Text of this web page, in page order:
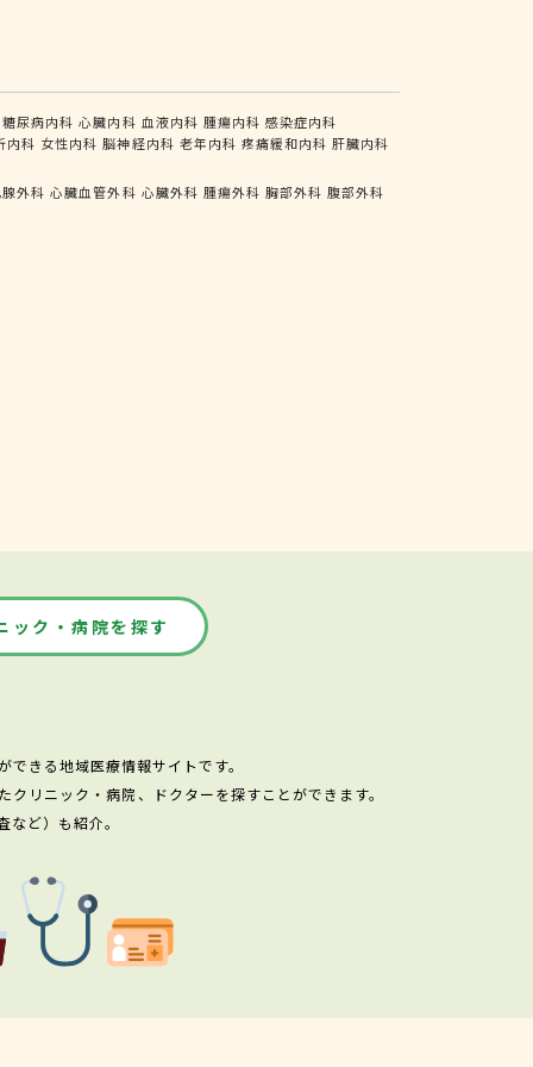
糖尿病内科 心臓内科 血液内科 腫瘍内科 感染症内科
内科 女性内科 脳神経内科 老年内科 疼痛緩和内科 肝臓内科
外科 心臓血管外科 心臓外科 腫瘍外科 胸部外科 腹部外科
ック・病院を探す
きる地域医療情報サイトです。
リニック・病院、ドクターを探すことができます。
ど）も紹介。